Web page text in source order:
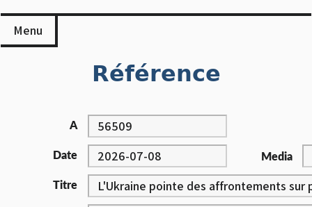
Menu
Référence
A
Date Media
Titre